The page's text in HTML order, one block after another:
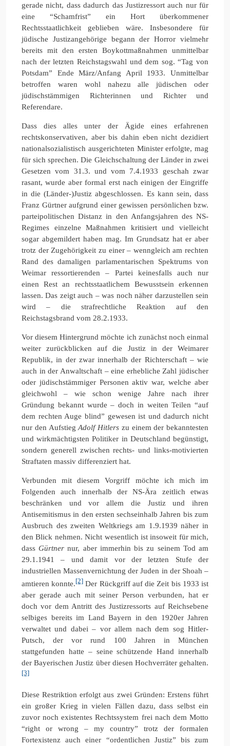
gerade nicht, dass dadurch das Justizressort auch nur für
eine “Schamfrist” ein Hort überkommener
Rechtsstaatlichkeit geblieben wäre. Insbesondere für
jüdische Justizangehörige begann der Horror vielmehr
bereits mit den ersten Boykottmaßnahmen unmittelbar
nach der letzten Reichstagswahl und dem sog. “Tag von
Potsdam” Ende März/Anfang April 1933. Unmittelbar
betroffen waren wohl nahezu alle jüdischen oder
jüdischstämmigen Richterinnen und Richter und
Referendare.
Dass dies alles unter der Ägide eines erfahrenen
rechtskonservativen, aber bis dahin eben nicht dezidiert
nationalsozialistisch ausgerichteten Minister erfolgte, mag
für sich sprechen. Die Gleichschaltung der Länder in zwei
Gesetzen vom 31.3. und vom 7.4.1933 geschah zwar
rasant, wurde aber formal erst nach einigen der Eingriffe
in die (Länder-)Justiz abgeschlossen. Es kann sein, dass
Franz Gürtner aufgrund einer gewissen persönlichen bzw.
parteipolitischen Distanz in den Anfangsjahren des NS-
Regimes einzelne Maßnahmen kritisiert und vielleicht
sogar abgemildert haben mag. Im Grundsatz hat er aber
trotz der Zugehörigkeit zu einer – wenngleich am rechten
Rand des damaligen parlamentarischen Spektrums von
Weimar ressortierenden – Partei keinesfalls auch nur
einen Rest an rechtsstaatlichem Bewusstsein erkennen
lassen. Das zeigt auch – was noch näher darzustellen sein
wird – die strafrechtliche Reaktion auf den
Reichstagsbrand vom 28.2.1933.
Vor diesem Hintergrund möchte ich zunächst noch einmal
weiter zurückblicken auf die Justiz in der Weimarer
Republik, in der zwar innerhalb der Richterschaft – wie
auch in der Anwaltschaft – eine erhebliche Zahl jüdischer
oder jüdischstämmiger Personen aktiv war, welche aber
gleichwohl – wie schon wenige Jahre nach ihrer
Gründung bekannt wurde – doch in weiten Teilen “auf
dem rechten Auge blind” gewesen ist und dadurch nicht
nur den AufstiegAdolf Hitlers zu einem der bekanntesten
und wirkmächtigsten Politiker in Deutschland begünstigt,
sondern generell zwischen rechts- und links-motivierten
Straftaten massiv differenziert hat.
Verbunden mit diesem Vorgriff möchte ich mich im
Folgenden auch innerhalb der NS-Ära zeitlich etwas
beschränken und vor allem die Justiz und ihren
Antisemitismus in den ersten sechseinhalb Jahren bis zum
Ausbruch des zweiten Weltkriegs am 1.9.1939 näher in
den Blick nehmen. Nicht wesentlich ist insoweit für mich,
dassGürtner nur, aber immerhin bis zu seinem Tod am
29.1.1941 – und damit vor der letzten Stufe der
industriellen Massenvernichtung der Juden in der Shoah –
amtieren konnte.[2] Der Rückgriff auf die Zeit bis 1933 ist
aber gerade auch mit seiner Person verbunden, hat er
doch vor dem Antritt des Justizressorts auf Reichsebene
selbiges bereits im Land Bayern in den 1920er Jahren
verwaltet und dabei – vor allem nach dem sog Hitler-
Putsch, der vor rund 100 Jahren in München
stattgefunden hatte – seine schützende Hand innerhalb
der Bayerischen Justiz über diesen Hochverräter gehalten.
[3]
Diese Restriktion erfolgt aus zwei Gründen: Erstens führt
ein großer Krieg in vielen Fällen dazu, dass selbst ein
zuvor noch existentes Rechtssystem frei nach dem Motto
“right or wrong – my country” trotz der formalen
Fortexistenz auch einer “ordentlichen Justiz” bis zum